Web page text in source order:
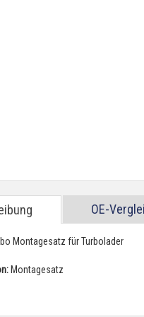
OE-
Montagesatz für Turbolader
Montagesatz